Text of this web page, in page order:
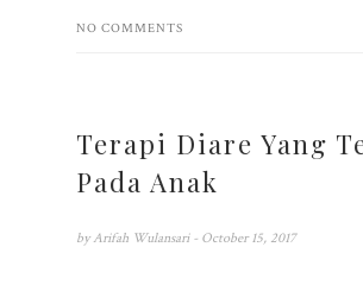
NO COMMENTS
Terapi Diare Yang
Pada Anak
by Arifah Wulansari - October 15, 2017